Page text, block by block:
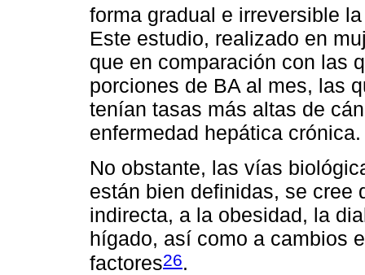
forma gradual e irreversible
Este estudio, realizado en
que en comparación con las
porciones de BA al mes, las
tenían tasas más altas de
enfermedad hepática crónica.
No obstante, las vías
están bien definidas, se cree
indirecta, a la obesidad, la
hígado, así como a cambios
factores26.